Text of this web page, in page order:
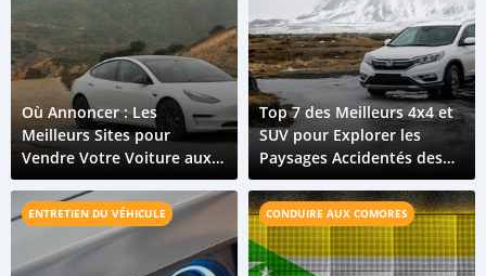
Où Annoncer : Les
Meilleurs Sites pour
Vendre Votre Voiture aux
Comores en 2026
Top 7 des Meilleurs 4x4 et
SUV pour Explorer les
Paysages Accidentés des
Comores
ENTRETIEN DU VÉHICULE CONDUIRE AUX COMORES